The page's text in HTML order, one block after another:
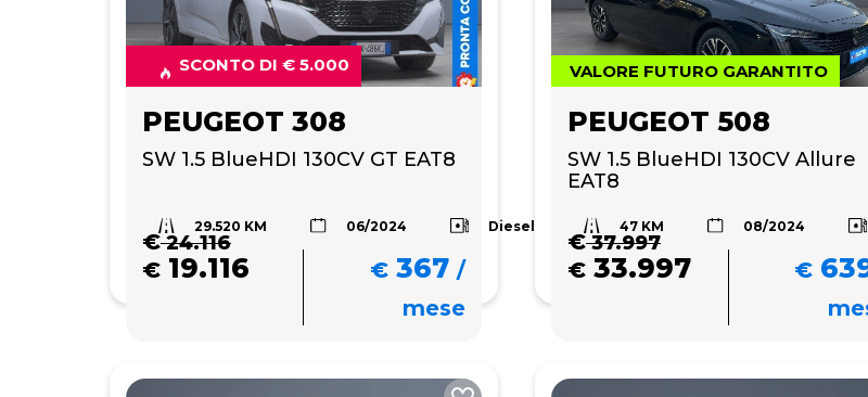
SCONTO DI € 5.000
PEUGEOT 308
SW 1.5 BlueHDI 130CV GT EAT8
29.520 KM 06/2024 Diesel
€24.116
€ 19.116 € 367 /
mese
VALORE FUTURO GARANTITO
PEUGEOT 508
SW 1.5 BlueHDI 130CV Allure
EAT8
47 KM 08/2024
€37.997
€ 33.997 €